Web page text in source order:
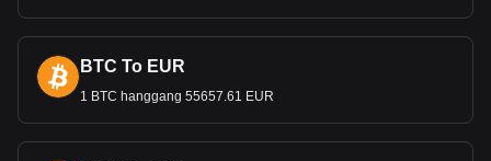
BTC To EUR
1 BTC hanggang 55657.61 EUR